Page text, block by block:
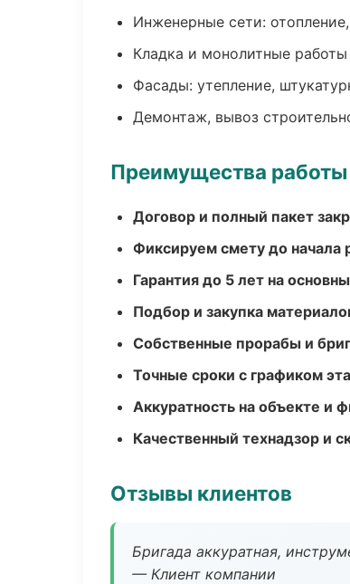
Инженерные сети:
Кладка и монолитные работы
Фасады: утепление,
Демонтаж, вывоз
Преимущества работы
Договор и полный пакет
Фиксируем смету до начала
Гарантия до 5 лет на
Подбор и закупка
Собственные прорабы и
Точные сроки с графиком
Аккуратность на объекте и
Качественный технадзор и
Отзывы клиентов
Бригада аккуратная,
— Клиент компании